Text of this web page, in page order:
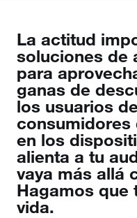
La actitud
soluciones de
para
ganas de
los usuarios
consumidores
en los
alienta a tu
vaya más allá
Hagamos que
vida.